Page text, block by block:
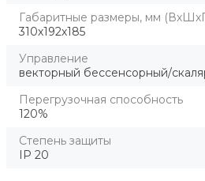
Габаритные размеры, мм
310х192х185
Управление
векторный бессенсорный/
Перегрузочная способность
120%
Степень защиты
IP 20